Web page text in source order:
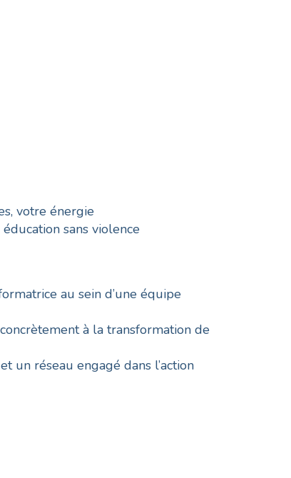
votre énergie
sans violence
au sein d’une équipe
à la transformation de
un réseau engagé dans l’action